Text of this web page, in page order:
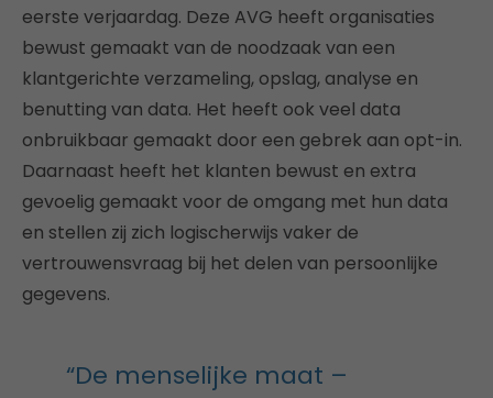
eerste verjaardag. Deze AVG heeft organisaties
bewust gemaakt van de noodzaak van een
klantgerichte verzameling, opslag, analyse en
benutting van data. Het heeft ook veel data
onbruikbaar gemaakt door een gebrek aan opt-in.
Daarnaast heeft het klanten bewust en extra
gevoelig gemaakt voor de omgang met hun data
en stellen zij zich logischerwijs vaker de
vertrouwensvraag bij het delen van persoonlijke
gegevens.
“De menselijke maat –